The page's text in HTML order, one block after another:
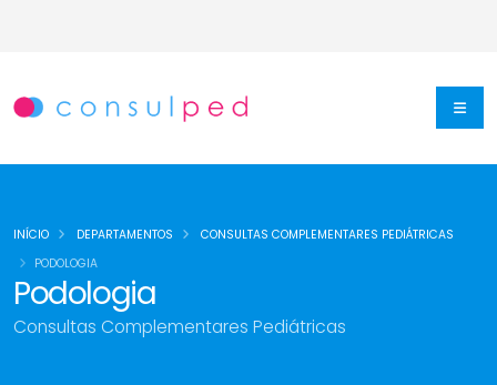
Podologia
Consultas Complementares Pediátricas
INÍCIO DEPARTAMENTOS
CONSULTAS COMPLEMENTARES PEDIÁTRICAS
PODOLOGIA